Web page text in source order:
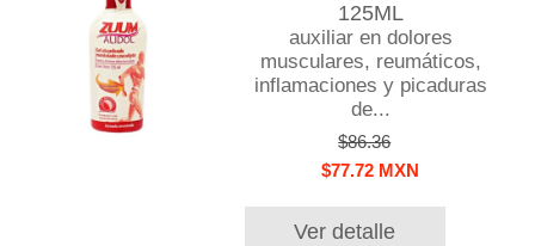
125ML
auxiliar en dolores
musculares, reumáticos,
inflamaciones y picaduras
de...
$86.36
$77.72 MXN
Ver detalle